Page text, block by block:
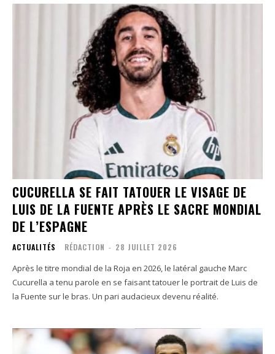
CUCURELLA SE FAIT TATOUER LE VISAGE DE
LUIS DE LA FUENTE APRÈS LE SACRE MONDIAL
DE L’ESPAGNE
ACTUALITÉS RÉDACTION - 28 JUILLET 2026
Après le titre mondial de la Roja en 2026, le latéral gauche Marc
Cucurella a tenu parole en se faisant tatouer le portrait de Luis de
la Fuente sur le bras. Un pari audacieux devenu réalité.